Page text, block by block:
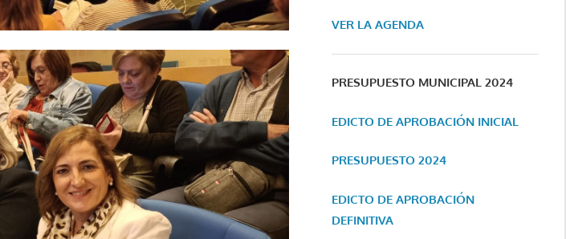
VER LA AGENDA
PRESUPUESTO MUNICIPAL 2024
EDICTO DE APROBACIÓN INICIAL
PRESUPUESTO 2024
EDICTO DE APROBACIÓN
DEFINITIVA